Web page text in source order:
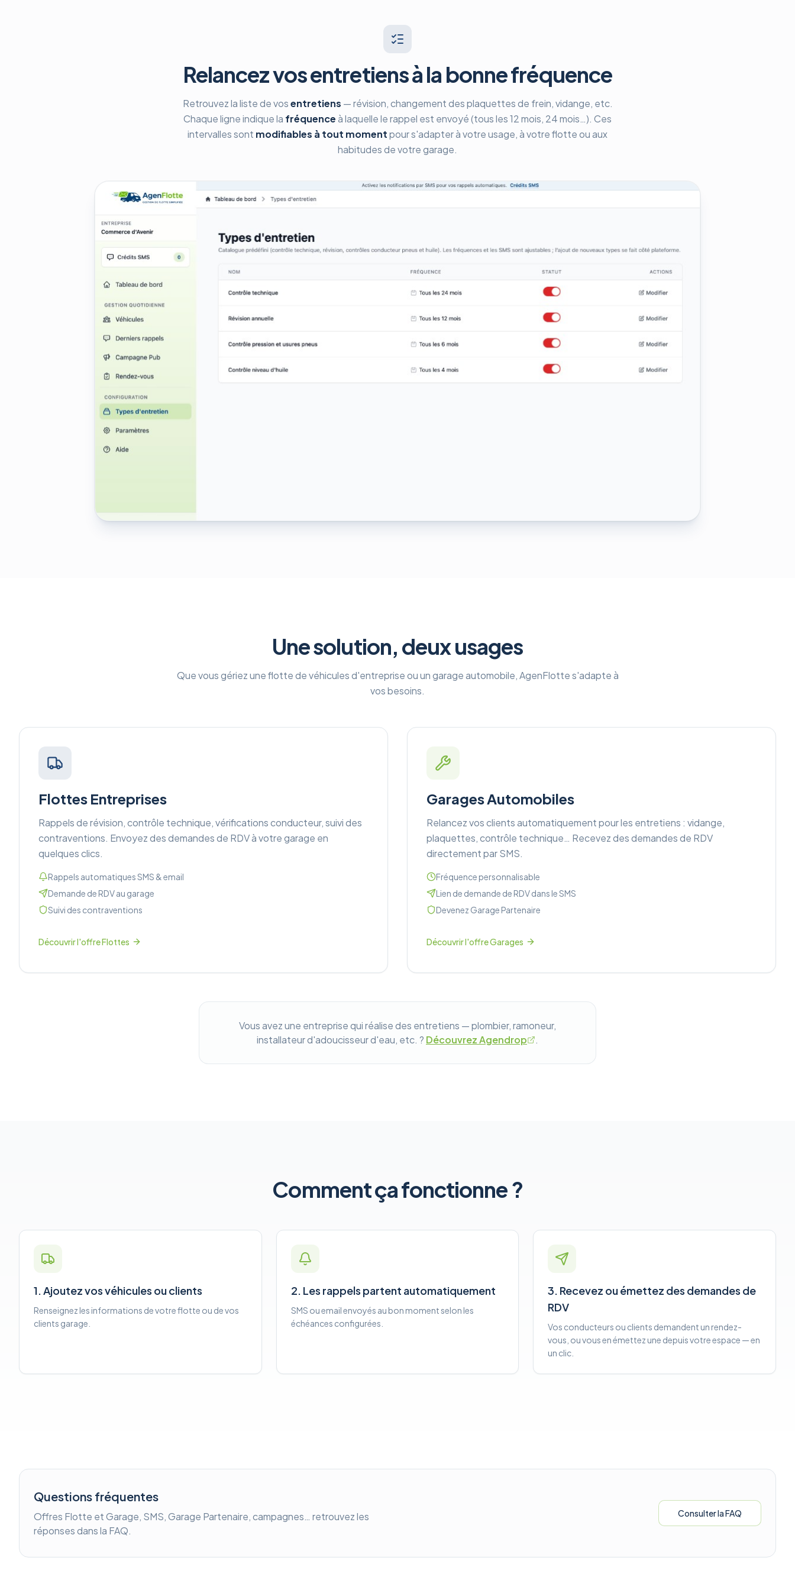
Relancez vos entretiens à la bonne fréquence
Retrouvez la liste de vosentretiens — révision, changement des plaquettes de frein, vidange, etc.
Chaque ligne indique la fréquenceà laquelle le rappel est envoyé (tous les 12 mois, 24 mois…). Ces
intervalles sont modifiables à tout momentpour s'adapter à votre usage, à votre flotte ou aux
habitudes de votre garage.
Une solution, deux usages
Que vous gériez une flotte de véhicules d'entreprise ou un garage automobile, AgenFlotte s'adapte à
vos besoins.
Flottes Entreprises
Rappels de révision, contrôle technique, vérifications conducteur, suivi des
contraventions. Envoyez des demandes de RDV à votre garage en
quelques clics.
Rappels automatiques SMS & email
Demande de RDV au garage
Suivi des contraventions
Découvrir l'offre Flottes
Garages Automobiles
Relancez vos clients automatiquement pour les entretiens : vidange,
plaquettes, contrôle technique… Recevez des demandes de RDV
directement par SMS.
Fréquence personnalisable
Lien de demande de RDV dans le SMS
Devenez Garage Partenaire
Découvrir l'offre Garages
Vous avez une entreprise qui réalise des entretiens — plombier, ramoneur,
installateur d'adoucisseur d'eau, etc. ? Découvrez Agendrop .
Comment ça fonctionne ?
1. Ajoutez vos véhicules ou clients
Renseignez les informations de votre flotte ou de vos
clients garage.
2. Les rappels partent automatiquement
SMS ou email envoyés au bon moment selon les
échéances configurées.
3. Recevez ou émettez des demandes de
RDV
Vos conducteurs ou clients demandent un rendez-
vous, ou vous en émettez une depuis votre espace — en
un clic.
Questions fréquentes
Offres Flotte et Garage, SMS, Garage Partenaire, campagnes… retrouvez les
réponses dans la FAQ.
Consulter la FAQ